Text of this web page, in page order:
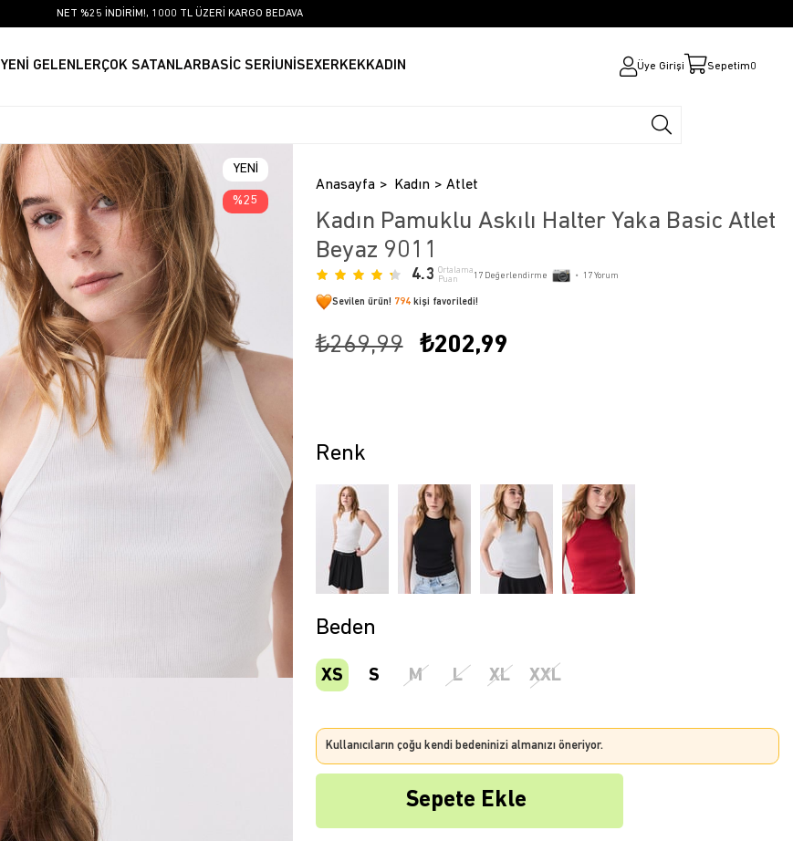
NET %25 İNDİRİM!, 1000 TL ÜZERİ KARGO BEDAVA
YENİ GELENLERÇOK SATANLARBASİC SERİ UNİSEXERKEKKADIN Üye Girişi Sepetim0
YENI
ÜRÜN
25
Anasayfa Kadın Atlet
Kadın Pamuklu Askılı Halter Yaka Basic Atlet
Beyaz 9011
4.3 Ortalama
Puan
17Değerlendirme • 17Yorum
Sevilen ürün! 794kişi favoriledi!
₺269,99 ₺202,99
Beden
XS S M L XL XXL
Kullanıcıların çoğu kendi bedeninizi almanızı öneriyor.